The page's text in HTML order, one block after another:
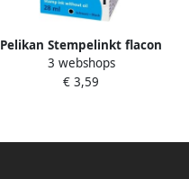
Pelikan Stempelinkt flacon
28ml zwart
3 webshops
€ 3,59